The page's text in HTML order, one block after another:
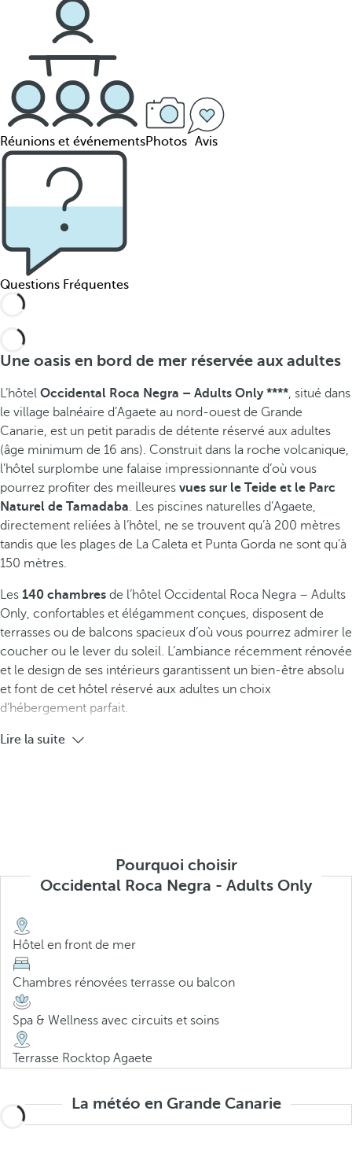
Réunions et événementsPhotos Avis
Questions Fréquentes
Une oasis en bord de mer réservée aux adultes
L’hôtel Occidental Roca Negra – Adults Only ****, situé dans
le village balnéaire d’Agaete au nord-ouest de Grande
Canarie, est un petit paradis de détente réservé aux adultes
(âge minimum de 16 ans). Construit dans la roche volcanique,
l’hôtel surplombe une falaise impressionnante d’où vous
pourrez profiter des meilleures vues sur le Teide et le Parc
Naturel de Tamadaba. Les piscines naturelles d’Agaete,
directement reliées à l’hôtel, ne se trouvent qu’à 200 mètres
tandis que les plages de La Caleta et Punta Gorda ne sont qu’à
150 mètres.
Les 140 chambres de l’hôtel Occidental Roca Negra – Adults
Only, confortables et élégamment conçues, disposent de
terrasses ou de balcons spacieux d’où vous pourrez admirer le
coucher ou le lever du soleil. L’ambiance récemment rénovée
et le design de ses intérieurs garantissent un bien-être absolu
et font de cet hôtel réservé aux adultes un choix
d’hébergement parfait.
Lire la suite
Pourquoi choisir
Occidental Roca Negra - Adults Only
Hôtel en front de mer
Chambres rénovées terrasse ou balcon
Spa & Wellness avec circuits et soins
Terrasse Rocktop Agaete
La météo en Grande Canarie